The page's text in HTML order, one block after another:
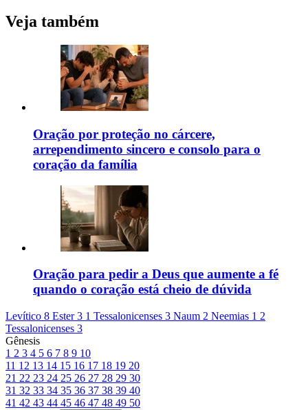
Veja também
Oração por proteção no cárcere,
arrependimento sincero e consolo para o
coração da família
Oração para pedir a Deus que aumente a fé
quando o coração está cheio de dúvida
Levítico 8 Ester 3 1 Tessalonicenses 3 Naum 2 Neemias 1 2
Tessalonicenses 3
Gênesis
1 2 3 4 5 6 7 8 9 10
11 12 13 14 15 16 17 18 19 20
21 22 23 24 25 26 27 28 29 30
31 32 33 34 35 36 37 38 39 40
41 42 43 44 45 46 47 48 49 50